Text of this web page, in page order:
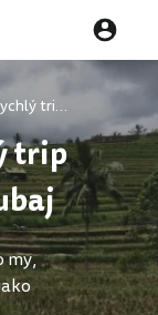
Náš malý a rychlý trip Bali/Thajsko/Dubaj
trip
my,